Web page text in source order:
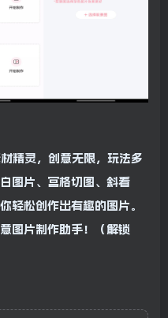
精灵，创意无限，玩法多
图片、宫格切图、斜看
轻松创作出有趣的图片。
图片制作助手！（解锁